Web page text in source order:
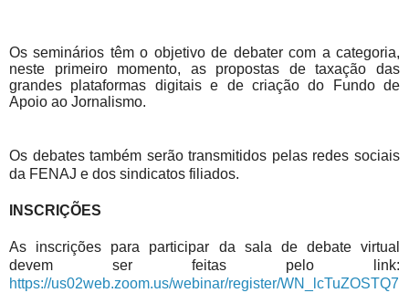
Os seminários têm o objetivo de debater com a categoria,
neste primeiro momento, as propostas de taxação das
grandes plataformas digitais e de criação do Fundo de
Apoio ao Jornalismo.
Os debates também serão transmitidos pelas redes sociais
da FENAJ e dos sindicatos filiados.
INSCRIÇÕES
As inscrições para participar da sala de debate virtual
devem ser feitas pelo link:
https://us02web.zoom.us/webinar/register/WN_lcTuZOSTQ7